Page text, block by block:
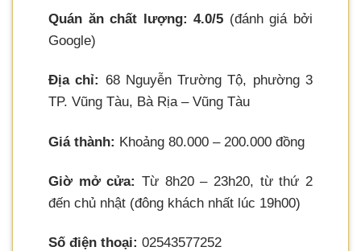
Quán ăn chất lượng: 4.0/5 (đánh giá bởi
Google)
Địa chỉ: 68 Nguyễn Trường Tộ, phường 3
TP. Vũng Tàu, Bà Rịa – Vũng Tàu
Giá thành: Khoảng 80.000 – 200.000 đồng
Giờ mở cửa: Từ 8h20 – 23h20, từ thứ 2
đến chủ nhật (đông khách nhất lúc 19h00)
Số điện thoại: 02543577252